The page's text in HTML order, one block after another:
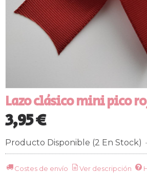
Lazo clásico mini pico
3,95 €
Producto Disponible (2 En Stock) -
Costes de envío Ver descripción